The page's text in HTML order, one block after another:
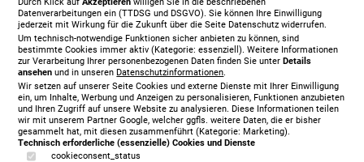
Datenverarbeitungen ein (TTDSG und DSGVO). Sie können Ihre Einwilligung
jederzeit mit Wirkung für die Zukunft über die Seite Datenschutz widerrufen.
Um technisch-notwendige Funktionen sicher anbieten zu können, sind
bestimmte Cookies immer aktiv (Kategorie: essenziell). Weitere Informationen
zur Verarbeitung Ihrer personenbezogenen Daten finden Sie unterDetails
ansehen und in unserenDatenschutzinformationen.
Wir setzen auf unserer Seite Cookies und externe Dienste mit Ihrer Einwilligung
ein, um Inhalte, Werbung und Anzeigen zu personalisieren, Funktionen anzubieten
und Ihren Zugriff auf unsere Website zu analysieren. Diese Informationen teilen
wir mit unserem Partner Google, welcher ggfls. weitere Daten, die er bisher
gesammelt hat, mit diesen zusammenführt (Kategorie: Marketing).
Technisch erforderliche (essenzielle) Cookies und Dienste
cookieconsent_status